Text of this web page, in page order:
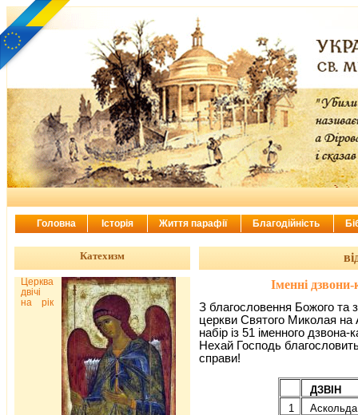
Іменні
З благословення Божого та
церкви Святого Миколая на
набір із 51 іменного
Нехай Господь
справи!
ДЗВІН
1
Аскольда
Катехизм
Церква
двічі
на рік
Головна Історія Життя парафії Благодійність